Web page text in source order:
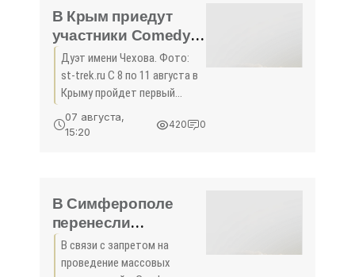
в пресс-службе
В Крым приедут
участники Comedy
Club -
«Развлечения»
Дуэт имени Чехова. Фото:
st-trek.ru С 8 по 11 августа в
Крыму пройдет первый
юмора «Море смеха», на
Comedy
07 августа,
15:20
420 0
В Симферополе
перенесли
Велодень - «Спорт»
В связи с запретом на
проведение массовых